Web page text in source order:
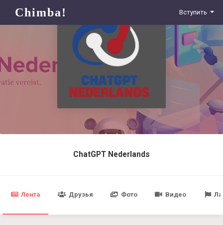
Chimba! Вступить
ChatGPT Nederlands
Лента Друзья Фото Видео